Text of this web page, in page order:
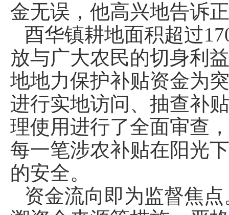
金无误，他高兴地告诉
酉华镇耕地面积超过
放与广大农民的切身利
地地力保护补贴资金为
进行实地访问、抽查补
理使用进行了全面审查
每一笔涉农补贴在阳光
的安全。
资金流向即为监督焦